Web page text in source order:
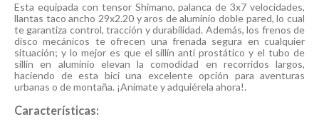
Esta equipada con tensor Shimano, palanca de 3x7 velocidades,
llantas taco ancho 29x2.20 y aros de aluminio doble pared, lo cual
te garantiza control, tracción y durabilidad. Además, los frenos de
disco mecánicos te ofrecen una frenada segura en cualquier
situación; y lo mejor es que el sillín anti prostático y el tubo de
sillín en aluminio elevan la comodidad en recorridos largos,
haciendo de esta bici una excelente opción para aventuras
urbanas o de montaña. ¡Anímate y adquiérela ahora!.
Características: